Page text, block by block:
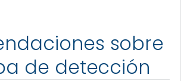
sobre
de detección